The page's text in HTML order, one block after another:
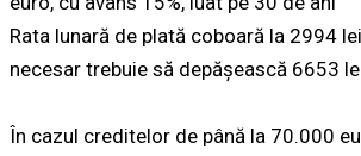
Rata lunară de plată coboară la 2994
necesar trebuie să depășească 6653
În cazul creditelor de până la 70.000